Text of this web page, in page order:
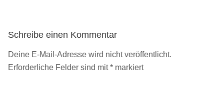
Schreibe einen Kommentar
Deine E-Mail-Adresse wird nicht veröffentlicht.
Erforderliche Felder sind mit* markiert